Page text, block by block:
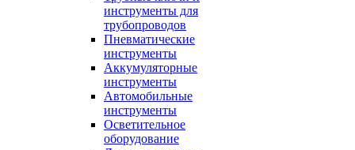
инструменты для
трубопроводов
Пневматические
инструменты
Аккумуляторные
инструменты
Автомобильные
инструменты
Осветительное
оборудование